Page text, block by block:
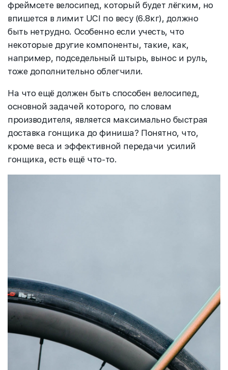
фреймсете велосипед, который будет лёгким, но
впишется в лимит UCI по весу (6.8кг), должно
быть нетрудно. Особенно если учесть, что
некоторые другие компоненты, такие, как,
например, подседельный штырь, вынос и руль,
тоже дополнительно облегчили.
На что ещё должен быть способен велосипед,
основной задачей которого, по словам
производителя, является максимально быстрая
доставка гонщика до финиша? Понятно, что,
кроме веса и эффективной передачи усилий
гонщика, есть ещё что-то.